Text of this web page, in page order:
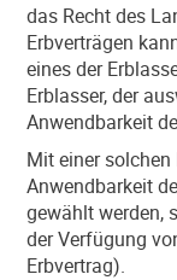
das Recht des
Erbverträgen
eines der
Erblasser, der
Anwendbarkeit
Mit einer
Anwendbarkeit
gewählt werden,
der Verfügung
Erbvertrag).